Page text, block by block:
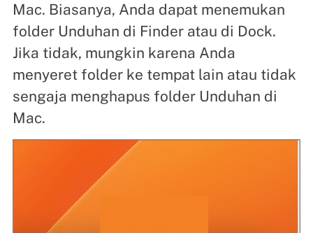
Mac. Biasanya, Anda dapat menemukan
folder Unduhan di Finder atau di Dock.
Jika tidak, mungkin karena Anda
menyeret folder ke tempat lain atau tidak
sengaja menghapus folder Unduhan di
Mac.